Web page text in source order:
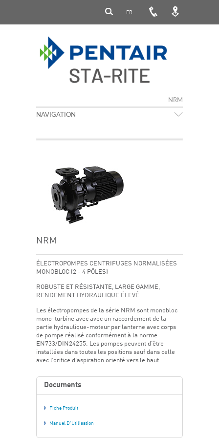
FR
NRM
NAVIGATION
NRM
ÉLECTROPOMPES CENTRIFUGES NORMALISÉES
MONOBLOC (2 - 4 PÔLES)
ROBUSTE ET RÉSISTANTE, LARGE GAMME,
RENDEMENT HYDRAULIQUE ÉLEVÉ
Les électropompes de la série NRM sont monobloc
mono-turbine avec avec un raccordement de la
partie hydraulique-moteur par lanterne avec corps
de pompe réalisé conformément à la norme
EN733/DIN24255. Les pompes peuvent d’être
installées dans toutes les positions sauf dans celle
avec l’orifice d’aspiration orienté vers le haut.
Documents
Fiche Produit
Manuel D'Utilisation